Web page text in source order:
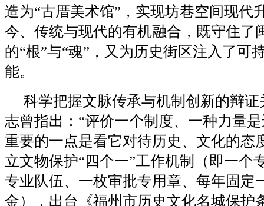
造为“古厝美术馆”，实现坊巷空间现代
今、传统与现代的有机融合，既守住了
的“根”与“魂”，又为历史街区注入了可
能。
科学把握文脉传承与机制创新的辩
志曾指出：“评价一个制度、一种力量
重要的一点是看它对待历史、文化的态
立文物保护“四个一”工作机制（即一个
专业队伍、一枚审批专用章、每年固定
金），出台《福州市历史文化名城保护